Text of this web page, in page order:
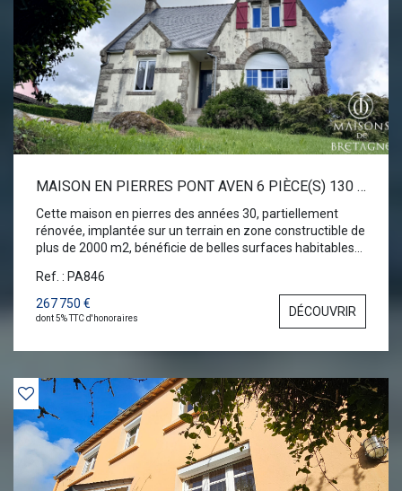
MAISON EN PIERRES PONT AVEN 6 PIÈCE(S) 130 M2
Cette maison en pierres des années 30, partiellement
rénovée, implantée sur un terrain en zone constructible de
plus de 2000 m2, bénéficie de belles surfaces habitables
total, la maison présente au rez-de chaussée une grande
cuisine dînatoire, séjour-salon, 3 chambres, salle de bains.
Un espace buanderie. A l'étage : pièce à vivre, chambre,
grenier aménageable. Ses dépendances et garage sont
du potentiel pour d'éventuels projets mêlant activités
marché. A visiter rapidement ! Les informations sur les
risques auxquels ce bien est exposé sont disponibles sur le
site Géorisques : www.georisques.gouv.fr
Ref. : PA846
267 750 €
dont 5% TTC d'honoraires DÉCOUVRIR